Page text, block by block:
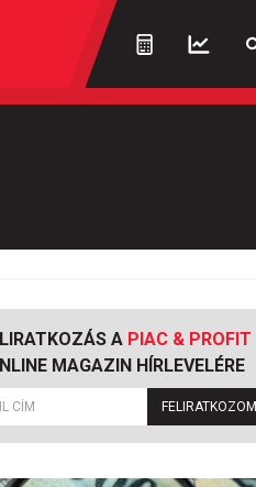
A PIAC & PROFIT
MAGAZIN HÍRLEVELÉRE
FELIRATKOZOM